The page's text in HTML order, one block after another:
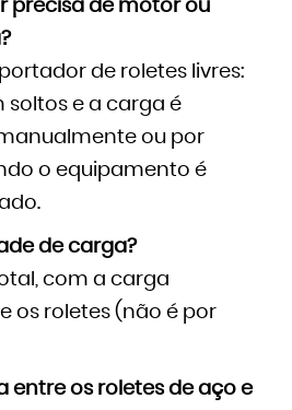
precisa de motor ou
de roletes livres:
soltos e a carga é
ou por
o equipamento é
de carga?
com a carga
os roletes (não é por
entre os roletes de aço e